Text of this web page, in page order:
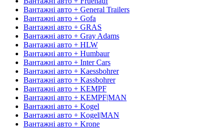
Вантажні авто + General Trailers
Вантажні авто + Gofa
Вантажні авто + GRAS
Вантажні авто + Gray Adams
Вантажні авто + HLW
Вантажні авто + Humbaur
Вантажні авто + Inter Cars
Вантажні авто + Kaessbohrer
Вантажні авто + Kassbohrer
Вантажні авто + KEMPF
Вантажні авто + KEMPF|MAN
Вантажні авто + Kogel
Вантажні авто + Kogel|MAN
Вантажні авто + Krone